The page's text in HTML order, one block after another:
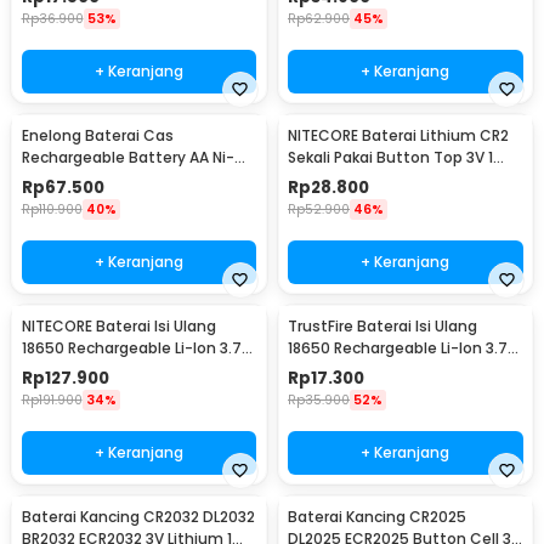
Kelengkapan Produk
Rp36.900 53%
+ Keranjang
Rp62.900 45%
+ Keranjang
Enelong Baterai Cas
Rechargeable Battery AA Ni-MH
1.2V 2100mAh 4 PCS - HR6
Rp67.500
Rp110.900 40%
+ Keranjang
NITECORE Baterai Lithium CR2
Sekali Pakai Button Top 3V 1
PCS - CR2
Rp28.800
Rp52.900 46%
+ Keranjang
NITECORE Baterai Isi Ulang
18650 Rechargeable Li-Ion 3.7V
2300mAh 1PCS - NL1823
Rp127.900
Rp191.900 34%
+ Keranjang
TrustFire Baterai Isi Ulang
18650 Rechargeable Li-Ion 3.7V
6000mAh 1PC - BRC18650
Rp17.300
Rp35.900 52%
+ Keranjang
Baterai Kancing CR2032 DL2032
BR2032 ECR2032 3V Lithium 1
Baterai Kancing CR2025
DL2025 ECR2025 Button Cell 3V